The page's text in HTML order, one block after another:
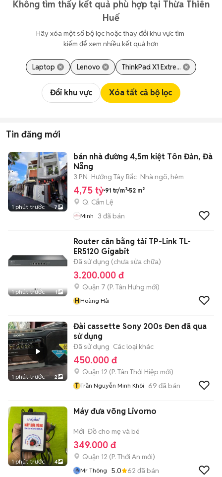
Không tìm thấy kết quả phù hợp tại Thừa Thiên
Huế
Hãy xóa một số bộ lọc hoặc thay đổi khu vực tìm
kiếm để xem nhiều kết quả hơn
Laptop Lenovo ThinkPad X1 Extre...
Đổi khu vực Xóa tất cả bộ lọc
Tin đăng mới
1 phút trước 7
bán nhà đường 4,5m kiệt Tôn Đản, Đà
Nẵng
3 PN Hướng Tây Bắc Nhà ngõ, hẻm
4,75 tỷ 91 tr/m² 52 m²
Q. Cẩm Lệ
Minh 3 đã bán
1 phút trước 1
Router cân bằng tải TP-Link TL-
ER5120 Gigabit
Đã sử dụng (chưa sửa chữa)
3.200.000 đ
Quận 7 (P. Tân Hưng mới)
HHoàng Hải
1 phút trước 2
Đài cassette Sony 200s Đen đã qua
sử dụng
Đã sử dụng Các loại khác
450.000 đ
Quận 12 (P. Tân Thới Hiệp mới)
T Trần Nguyễn Minh Khôi 69 đã bán
1 phút trước 4
Máy đưa võng Livorno
Mới Đồ cho mẹ và bé
349.000 đ
Quận 12 (P. Thới An mới)
Mr Thông 5.0 62 đã bán